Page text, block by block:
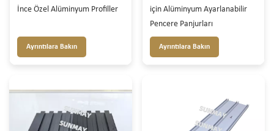
İnce Özel Alüminyum Profiller
Ayrıntılara Bakın
için Alüminyum Ayarlanabilir
Pencere Panjurları
Ayrıntılara Bakın